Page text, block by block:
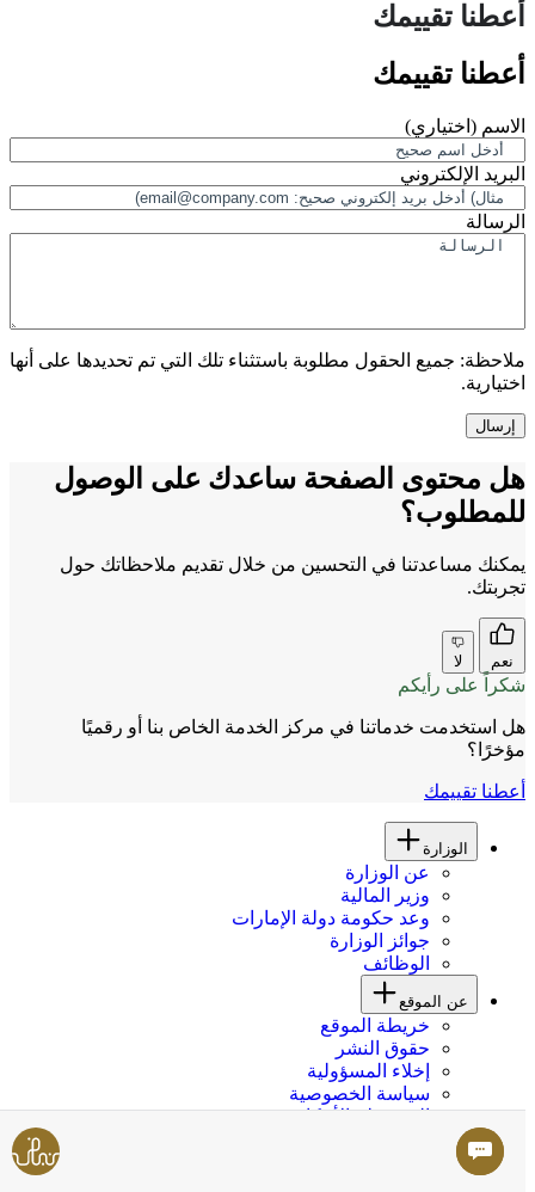
أعطنا تقييمك
أعطنا تقييمك
الاسم (اختياري)
البريد الإلكتروني
الرسالة
ملاحظة: جميع الحقول مطلوبة باستثناء تلك التي تم تحديدها على أنها
اختيارية.
هل محتوى الصفحة ساعدك على الوصول
للمطلوب؟
يمكنك مساعدتنا في التحسين من خلال تقديم ملاحظاتك حول
تجربتك.
نعم لا
شكراً على رأيكم
هل استخدمت خدماتنا في مركز الخدمة الخاص بنا أو رقميًا
مؤخرًا؟
أعطنا تقييمك
الوزارة
عن الوزارة
وزير المالية
وعد حكومة دولة الإمارات
جوائز الوزارة
الوظائف
عن الموقع
خريطة الموقع
حقوق النشر
إخلاء المسؤولية
سياسة الخصوصية
الشروط والأحكام
المعلومات والدعم